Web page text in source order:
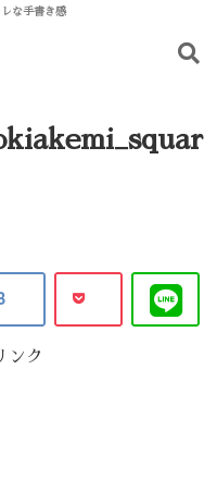
な手書き感
ンク